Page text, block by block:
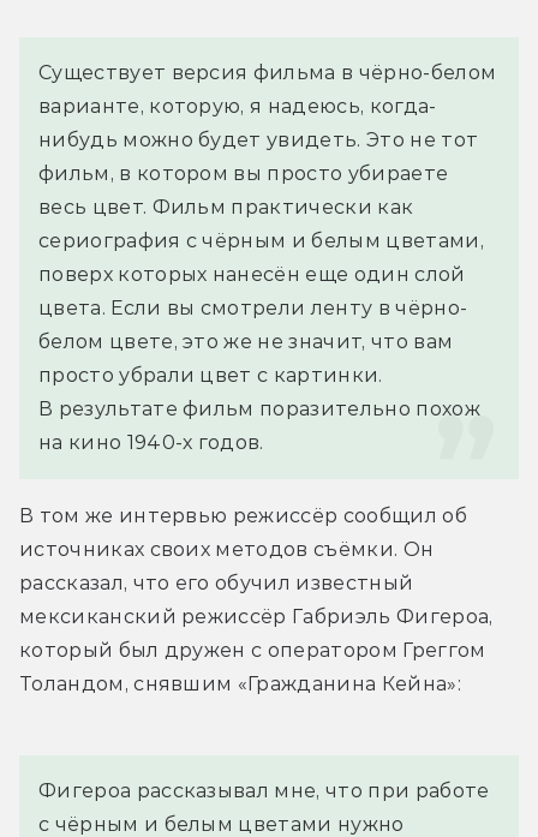
Существует версия фильма в чёрно-белом
варианте, которую, я надеюсь, когда-
нибудь можно будет увидеть. Это не тот
фильм, в котором вы просто убираете
весь цвет. Фильм практически как
сериография с чёрным и белым цветами,
поверх которых нанесён еще один слой
цвета. Если вы смотрели ленту в чёрно-
белом цвете, это же не значит, что вам
просто убрали цвет с картинки.
В результате фильм поразительно похож
на кино 1940-х годов.
В том же интервью режиссёр сообщил об
источниках своих методов съёмки. Он
рассказал, что его обучил известный
мексиканский режиссёр Габриэль Фигероа,
который был дружен с оператором Греггом
Толандом, снявшим «Гражданина Кейна»:
Фигероа рассказывал мне, что при работе
с чёрным и белым цветами нужно